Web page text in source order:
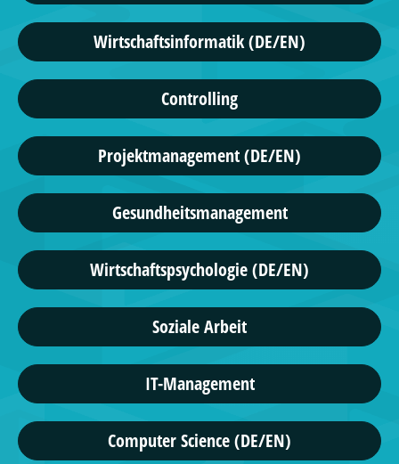
Wirtschaftsinformatik (DE/EN)
Controlling
Projektmanagement (DE/EN)
Gesundheitsmanagement
Wirtschaftspsychologie (DE/EN)
Soziale Arbeit
IT-Management
Computer Science (DE/EN)